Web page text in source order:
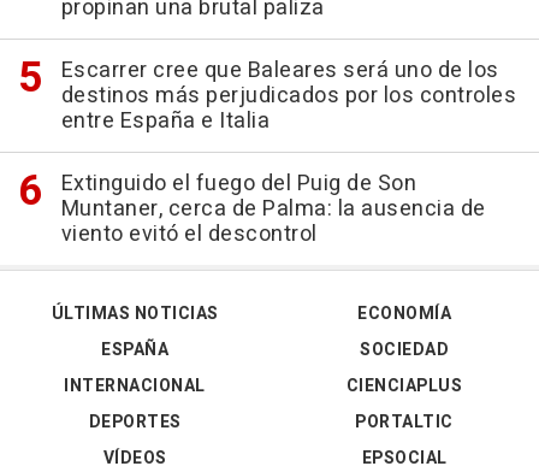
propinan una brutal paliza
Escarrer cree que Baleares será uno de los
destinos más perjudicados por los controles
entre España e Italia
Extinguido el fuego del Puig de Son
Muntaner, cerca de Palma: la ausencia de
viento evitó el descontrol
ÚLTIMAS NOTICIAS
ESPAÑA
INTERNACIONAL
DEPORTES
VÍDEOS
ECONOMÍA
SOCIEDAD
CIENCIAPLUS
PORTALTIC
EPSOCIAL